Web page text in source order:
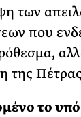
των
που
της
το